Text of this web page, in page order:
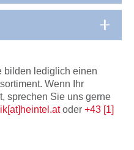
bilden lediglich einen
Wenn Ihr
sprechen Sie uns gerne
oder +43 [1]